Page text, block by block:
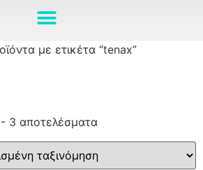
με ετικέτα “tenax”
3 αποτελέσματα